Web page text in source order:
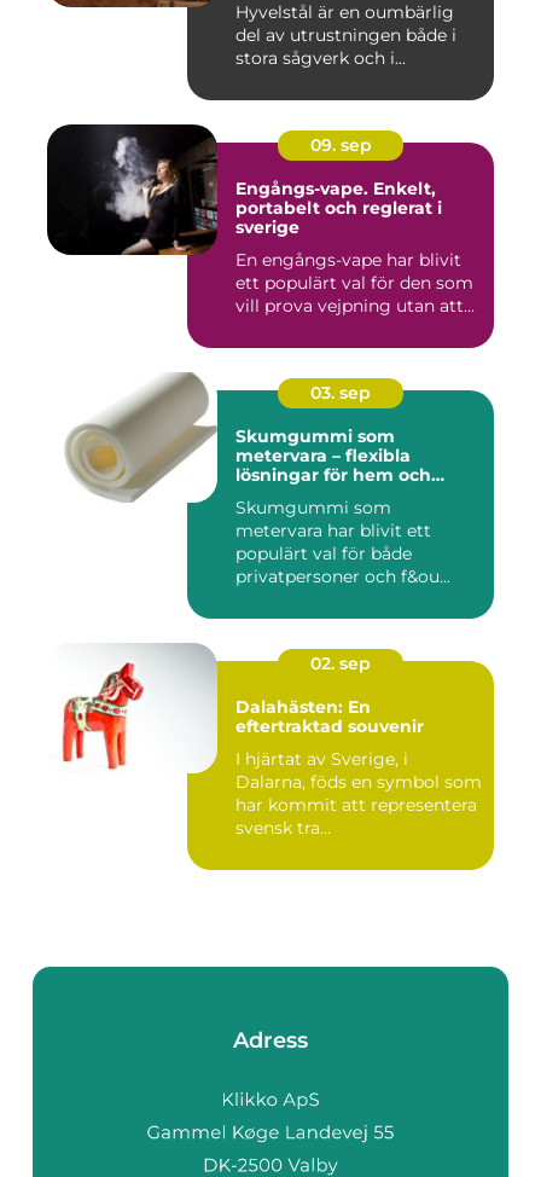
Hyvelstål är en oumbärlig
del av utrustningen både i
stora sågverk och i...
09. sep
Engångs-vape. Enkelt,
portabelt och reglerat i
sverige
En engångs-vape har blivit
ett populärt val för den som
vill prova vejpning utan att...
03. sep
Skumgummi som
metervara – flexibla
lösningar för hem och
Skumgummi som
metervara har blivit ett
populärt val för både
privatpersoner och f&ou...
02. sep
Dalahästen: En
eftertraktad souvenir
I hjärtat av Sverige, i
Dalarna, föds en symbol som
har kommit att representera
svensk tra...
Adress